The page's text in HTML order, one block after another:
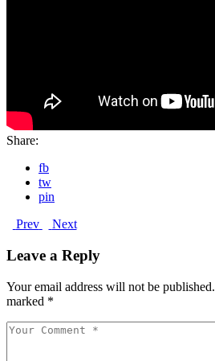
Share:
fb
tw
pin
Prev
Next
Leave a Reply
Your email address will not be published.
marked *